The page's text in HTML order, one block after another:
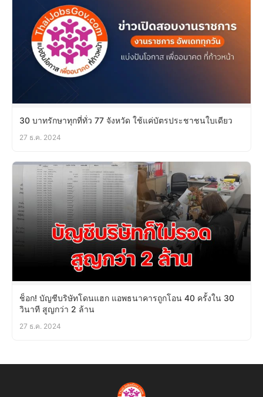
30 บาทรักษาทุกที่ทั่ว 77 จังหวัด ใช้แค่บัตรประชาชนใบเดียว
27 ธ.ค. 2024
ช็อก! บัญชีบริษัทโดนแฮก แอพธนาคารถูกโอน 40 ครั้งใน 30
วินาที สูญกว่า 2 ล้าน
27 ธ.ค. 2024